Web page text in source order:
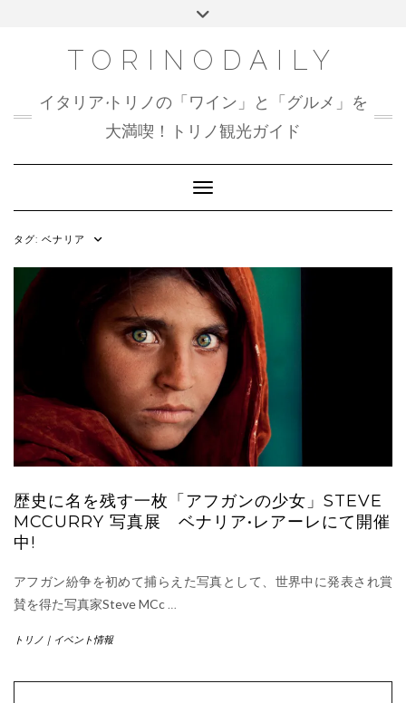
Toggle
TORINODAILY
イタリア•トリノの「ワイン」と「グルメ」を
大満喫！トリノ観光ガイド
Toggle Navigation
タグ: ベナリア
歴史に名を残す一枚「アフガンの少女」STEVE
MCCURRY 写真展 ベナリア•レアーレにて開催
中!
アフガン紛争を初めて捕らえた写真として、世界中に発表され賞
賛を得た写真家Steve MCc …
トリノ｜イベント情報